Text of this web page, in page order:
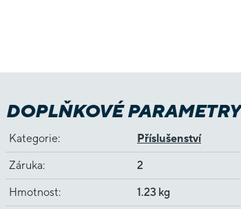
DOPLŇKOVÉ PARAMETRY
Kategorie: Příslušenství
Záruka: 2
Hmotnost: 1.23 kg